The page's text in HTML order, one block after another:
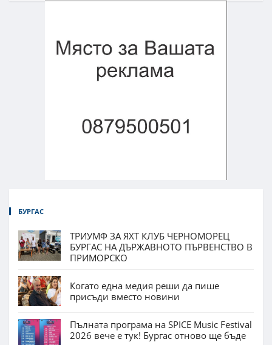
БУРГАС
ТРИУМФ ЗА ЯХТ КЛУБ ЧЕРНОМОРЕЦ
БУРГАС НА ДЪРЖАВНОТО ПЪРВЕНСТВО В
ПРИМОРСКО
Когато една медия реши да пише
присъди вместо новини
Пълната програма на SPICE Music Festival
2026 вече е тук! Бургас отново ще бъде